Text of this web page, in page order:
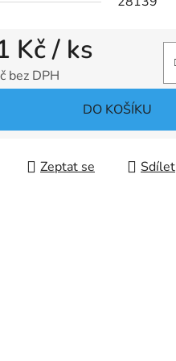
Kč/ ks
bez DPH
DO KOŠÍKU
Zeptat se Sdílet